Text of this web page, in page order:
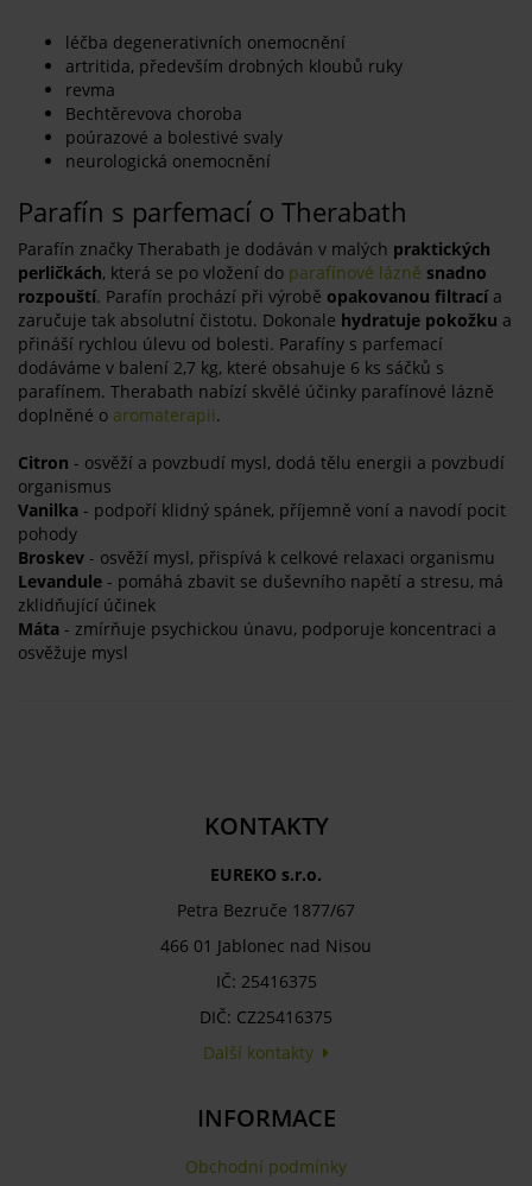
léčba degenerativních onemocnění
artritida, především drobných kloubů ruky
revma
Bechtěrevova choroba
poúrazové a bolestivé svaly
neurologická onemocnění
Parafín s parfemací o Therabath
Parafín značky Therabath je dodáván v malých praktických
perličkách, která se po vložení do parafínové lázně snadno
rozpouští. Parafín prochází při výrobě opakovanou filtracía
zaručuje tak absolutní čistotu. Dokonale hydratuje pokožku a
přináší rychlou úlevu od bolesti. Parafíny s parfemací
dodáváme v balení 2,7 kg, které obsahuje 6 ks sáčků s
parafínem. Therabath nabízí skvělé účinky parafínové lázně
doplněné o aromaterapii.
Citron - osvěží a povzbudí mysl, dodá tělu energii a povzbudí
organismus
Vanilka - podpoří klidný spánek, příjemně voní a navodí pocit
pohody
Broskev - osvěží mysl, přispívá k celkové relaxaci organismu
Levandule - pomáhá zbavit se duševního napětí a stresu, má
zklidňující účinek
Máta - zmírňuje psychickou únavu, podporuje koncentraci a
osvěžuje mysl
KONTAKTY
EUREKO s.r.o.
Petra Bezruče 1877/67
466 01 Jablonec nad Nisou
IČ: 25416375
DIČ: CZ25416375
Další kontakty
INFORMACE
Obchodní podmínky